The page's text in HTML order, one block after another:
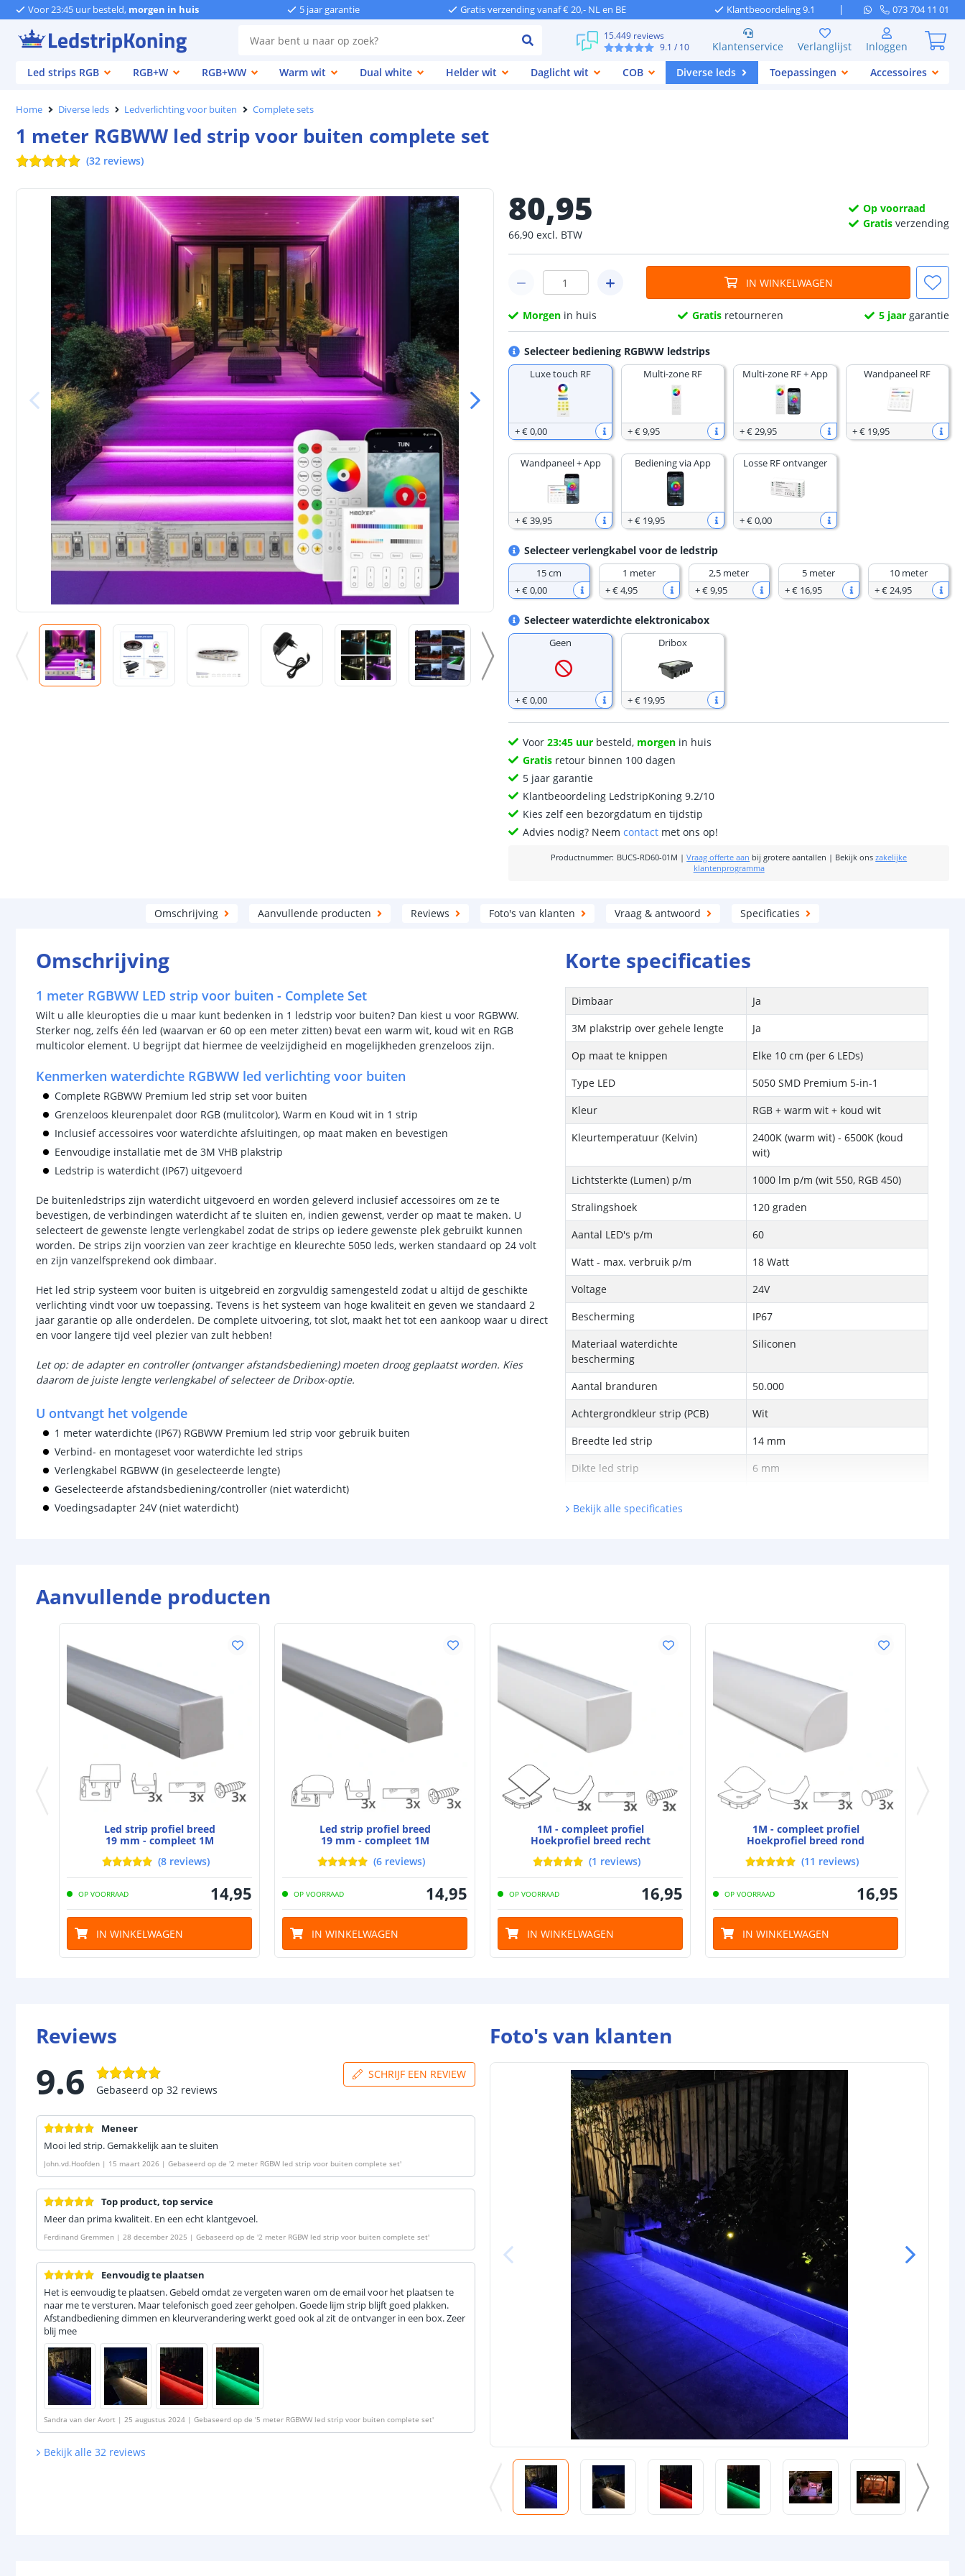
Voor 23:45 uur besteld, morgen in huis 5 jaar garantie Gratis verzending vanaf € 20,- NL en BE Klantbeoordeling 9.1 073 704 11 01
15.449 reviews
9.1 / 10 Klantenservice Verlanglijst
Inloggen
Led strips RGB
RGB+W RGB+WW Warm wit Dual white Helder wit Daglicht wit COB Diverse leds Toepassingen Accessoires
Home Diverse leds Ledverlichting voor buiten Complete sets
1 meter RGBWW led strip voor buiten complete set
(32 reviews)
80,95
66,90 excl. BTW
Op voorraad
Gratis verzending
IN WINKELWAGEN
Morgen in huis Gratis retourneren 5 jaargarantie
Selecteer bediening RGBWW ledstrips
Luxe touch RF
+€ 0,00
Multi-zone RF
+€ 9,95
Multi-zone RF + App
+€ 29,95
Wandpaneel RF
+€ 19,95
Wandpaneel + App
+€ 39,95
Bediening via App
+€ 19,95
Losse RF ontvanger
+€ 0,00
Selecteer verlengkabel voor de ledstrip
15 cm
+€ 0,00
1 meter
+€ 4,95
2,5 meter
+€ 9,95
5 meter
+€ 16,95
10 meter
+€ 24,95
Selecteer waterdichte elektronicabox
Geen
+€ 0,00
Dribox
+€ 19,95
Voor23:45 uur besteld, morgen in huis
Gratis retour binnen 100 dagen
5 jaar garantie
Klantbeoordeling LedstripKoning 9.2/10
Kies zelf een bezorgdatum en tijdstip
Advies nodig? Neemcontact met ons op!
Productnummer: BUCS-RD60-01M |Vraag offerte aan bij grotere aantallen | Bekijk ons zakelijke
klantenprogramma
Omschrijving Aanvullende producten Reviews Foto's van klanten Vraag & antwoord Specificaties
Omschrijving
1 meter RGBWW LED strip voor buiten - Complete Set
Wilt u alle kleuropties die u maar kunt bedenken in 1 ledstrip voor buiten? Dan kiest u voor RGBWW.
Sterker nog, zelfs één led (waarvan er 60 op een meter zitten) bevat een warm wit, koud wit en RGB
multicolor element. U begrijpt dat hiermee de veelzijdigheid en mogelijkheden grenzeloos zijn.
Kenmerken waterdichte RGBWW led verlichting voor buiten
Complete RGBWW Premium led strip set voor buiten
Grenzeloos kleurenpalet door RGB (mulitcolor), Warm en Koud wit in 1 strip
Inclusief accessoires voor waterdichte afsluitingen, op maat maken en bevestigen
Eenvoudige installatie met de 3M VHB plakstrip
Ledstrip is waterdicht (IP67) uitgevoerd
De buitenledstrips zijn waterdicht uitgevoerd en worden geleverd inclusief accessoires om ze te
bevestigen, de verbindingen waterdicht af te sluiten en, indien gewenst, verder op maat te maken. U
selecteert de gewenste lengte verlengkabel zodat de strips op iedere gewenste plek gebruikt kunnen
worden. De strips zijn voorzien van zeer krachtige en kleurechte 5050 leds, werken standaard op 24 volt
en zijn vanzelfsprekend ook dimbaar.
Het led strip systeem voor buiten is uitgebreid en zorgvuldig samengesteld zodat u altijd de geschikte
verlichting vindt voor uw toepassing. Tevens is het systeem van hoge kwaliteit en geven we standaard 2
jaar garantie op alle onderdelen. De complete uitvoering, tot slot, maakt het tot een aankoop waar u direct
en voor langere tijd veel plezier van zult hebben!
Let op: de adapter en controller (ontvanger afstandsbediening) moeten droog geplaatst worden. Kies
daarom de juiste lengte verlengkabel of selecteer de Dribox-optie.
U ontvangt het volgende
1 meter waterdichte (IP67) RGBWW Premium led strip voor gebruik buiten
Verbind- en montageset voor waterdichte led strips
Verlengkabel RGBWW (in geselecteerde lengte)
Geselecteerde afstandsbediening/controller (niet waterdicht)
Voedingsadapter 24V (niet waterdicht)
Korte specificaties
Dimbaar
Ja
3M plakstrip over gehele lengte
Ja
Op maat te knippen
Elke 10 cm (per 6 LEDs)
Type LED
5050 SMD Premium 5-in-1
Kleur
RGB + warm wit + koud wit
Kleurtemperatuur (Kelvin)
2400K (warm wit) - 6500K (koud
wit)
Lichtsterkte (Lumen) p/m
1000 lm p/m (wit 550, RGB 450)
Stralingshoek
120 graden
Aantal LED's p/m
60
Watt - max. verbruik p/m
18 Watt
Voltage
24V
Bescherming
IP67
Materiaal waterdichte
bescherming
Siliconen
Aantal branduren
50.000
Achtergrondkleur strip (PCB)
Wit
Breedte led strip
14 mm
Dikte led strip
6 mm
Bekijk alle specificaties
Aanvullende producten
Led strip profiel breed
19 mm - compleet 1M
(8 reviews)
OP VOORRAAD 14,95
IN WINKELWAGEN
Led strip profiel breed
19 mm - compleet 1M
(6 reviews)
OP VOORRAAD 14,95
IN WINKELWAGEN
1M - compleet profiel
Hoekprofiel breed recht
(1 reviews)
OP VOORRAAD 16,95
IN WINKELWAGEN
1M - compleet profiel
Hoekprofiel breed rond
(11 reviews)
OP VOORRAAD 16,95
IN WINKELWAGEN
Reviews
9.6 Gebaseerd op 32 reviews
SCHRIJF EEN REVIEW
Meneer
Mooi led strip. Gemakkelijk aan te sluiten
John.vd.Hoofden | 15 maart 2026 | Gebaseerd op de '2 meter RGBW led strip voor buiten complete set'
Top product, top service
Meer dan prima kwaliteit. En een echt klantgevoel.
Ferdinand Gremmen | 28 december 2025 | Gebaseerd op de '2 meter RGBW led strip voor buiten complete set'
Eenvoudig te plaatsen
Het is eenvoudig te plaatsen. Gebeld omdat ze vergeten waren om de email voor het plaatsen te
naar me te versturen. Maar telefonisch goed zeer geholpen. Goede lijm strip blijft goed plakken.
Afstandbediening dimmen en kleurverandering werkt goed ook al zit de ontvanger in een box. Zeer
blij mee
Sandra van der Avort | 25 augustus 2024 | Gebaseerd op de '5 meter RGBWW led strip voor buiten complete set'
Bekijk alle 32 reviews
Foto's van klanten